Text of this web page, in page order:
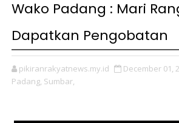
Wako Padang : Mari
Dapatkan Pengobatan
pikiranrakyatnews.my.id December 01,
Padang, Sumbar,